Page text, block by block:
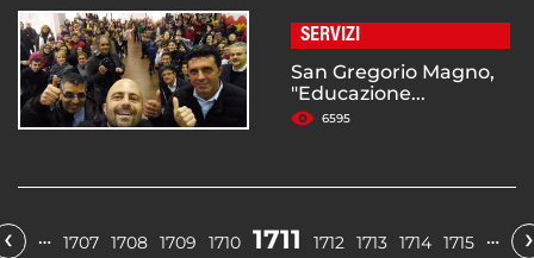
SERVIZI
San Gregorio Magno,
"Educazione...
6595
‹ … 1707 1708 1709 1710 1711 1712 1713 1714 1715 … ›